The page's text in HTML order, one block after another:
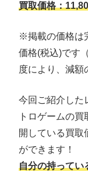
買取価格：
※掲載の価格は
価格(税込)です
度により、減額
今回ご紹介した
トロゲームの
開している買取
ができます！
自分の持ってい